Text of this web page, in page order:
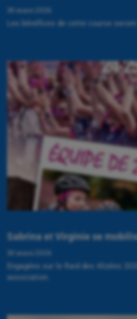
30 mars 2026
Les bénéfices de cette course
Sabrina et Virginie se
30 mars 2026
Engagées sur le Raid des Alizées
association.